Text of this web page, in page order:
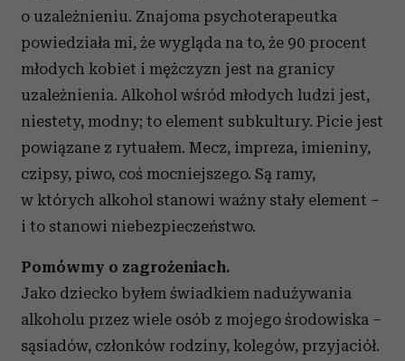
o uzależnieniu. Znajoma psychoterapeutka
powiedziała mi, że wygląda na to, że 90 procent
młodych kobiet i mężczyzn jest na granicy
uzależnienia. Alkohol wśród młodych ludzi jest,
niestety, modny; to element subkultury. Picie jest
powiązane z rytuałem. Mecz, impreza, imieniny,
czipsy, piwo, coś mocniejszego. Są ramy,
w których alkohol stanowi ważny stały element –
i to stanowi niebezpieczeństwo.
Pomówmy o zagrożeniach.
Jako dziecko byłem świadkiem nadużywania
alkoholu przez wiele osób z mojego środowiska –
sąsiadów, członków rodziny, kolegów, przyjaciół.